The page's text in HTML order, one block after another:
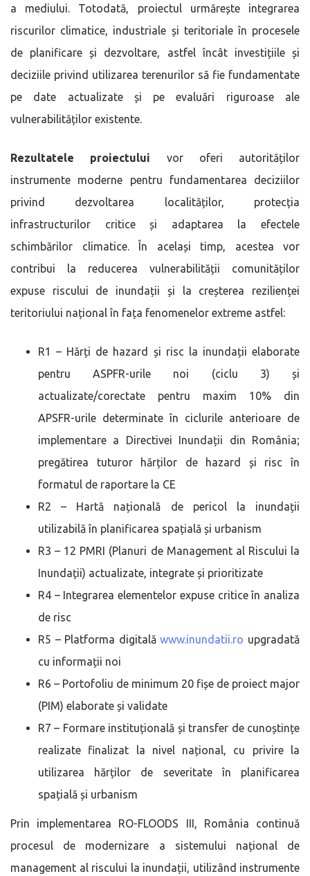
a mediului. Totodată, proiectul urmărește integrarea
riscurilor climatice, industriale și teritoriale în procesele
de planificare și dezvoltare, astfel încât investițiile și
deciziile privind utilizarea terenurilor să fie fundamentate
pe date actualizate și pe evaluări riguroase ale
vulnerabilităților existente.
Rezultatele proiectului vor oferi autorităților
instrumente moderne pentru fundamentarea deciziilor
privind dezvoltarea localităților, protecția
infrastructurilor critice și adaptarea la efectele
schimbărilor climatice. În același timp, acestea vor
contribui la reducerea vulnerabilității comunităților
expuse riscului de inundații și la creșterea rezilienței
teritoriului național în fața fenomenelor extreme astfel:
R1 – Hărți de hazard și risc la inundații elaborate
pentru ASPFR-urile noi (ciclu 3) și
actualizate/corectate pentru maxim 10% din
APSFR-urile determinate în ciclurile anterioare de
implementare a Directivei Inundații din România;
pregătirea tuturor hărților de hazard și risc în
formatul de raportare la CE
R2 – Hartă națională de pericol la inundații
utilizabilă în planificarea spațială și urbanism
R3 – 12 PMRI (Planuri de Management al Riscului la
Inundații) actualizate, integrate și prioritizate
R4 – Integrarea elementelor expuse critice în analiza
de risc
R5 – Platforma digitalăwww.inundatii.ro upgradată
cu informații noi
R6 – Portofoliu de minimum 20 fișe de proiect major
(PIM) elaborate și validate
R7 – Formare instituțională și transfer de cunoștințe
realizate finalizat la nivel național, cu privire la
utilizarea hărților de severitate în planificarea
spațială și urbanism
Prin implementarea RO-FLOODS III, România continuă
procesul de modernizare a sistemului național de
management al riscului la inundații, utilizând instrumente